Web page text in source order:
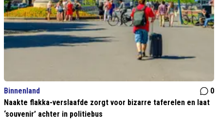
Binnenland
0
Naakte flakka-verslaafde zorgt voor bizarre taferelen en laat
‘souvenir’ achter in politiebus